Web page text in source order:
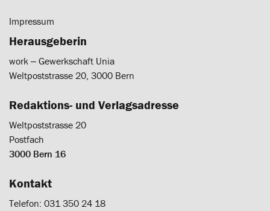
Impressum
Herausgeberin
work ‒ Gewerkschaft Unia
Weltpoststrasse 20, 3000 Bern
Redaktions- und Verlagsadresse
Weltpoststrasse 20
Postfach
3000 Bern 16
Kontakt
Telefon: 031 350 24 18